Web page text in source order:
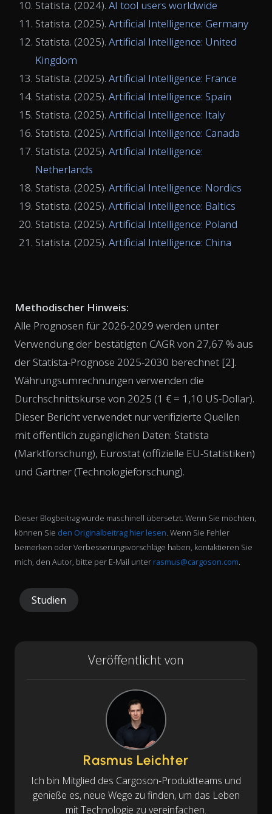
Statista. (2024). AI tool users worldwide
Statista. (2025). Artificial Intelligence: Germany
Statista. (2025). Artificial Intelligence: United
Kingdom
Statista. (2025). Artificial Intelligence: France
Statista. (2025). Artificial Intelligence: Spain
Statista. (2025). Artificial Intelligence: Italy
Statista. (2025). Artificial Intelligence: Canada
Statista. (2025). Artificial Intelligence:
Netherlands
Statista. (2025). Artificial Intelligence: Nordics
Statista. (2025). Artificial Intelligence: Baltics
Statista. (2025). Artificial Intelligence: Poland
Statista. (2025). Artificial Intelligence: China
Methodischer Hinweis:
Alle Prognosen für 2026-2029 werden unter
Verwendung der bestätigten CAGR von 27,67 % aus
der Statista-Prognose 2025-2030 berechnet [2].
Währungsumrechnungen verwenden die
Durchschnittskurse von 2025 (1 € = 1,10 US-Dollar).
Dieser Bericht verwendet nur verifizierte Quellen
mit öffentlich zugänglichen Daten: Statista
(Marktforschung), Eurostat (offizielle EU-Statistiken)
und Gartner (Technologieforschung).
Dieser Blogbeitrag wurde maschinell übersetzt. Wenn Sie möchten,
können Sie den Originalbeitrag hier lesen. Wenn Sie Fehler
bemerken oder Verbesserungsvorschläge haben, kontaktieren Sie
mich, den Autor, bitte per E-Mail unter rasmus@cargoson.com.
Studien
Veröffentlicht von
Rasmus Leichter
Ich bin Mitglied des Cargoson-Produktteams und
genieße es, neue Wege zu finden, um das Leben
mit Technologie zu vereinfachen.